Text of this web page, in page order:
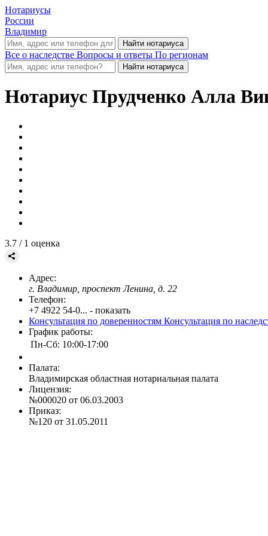
Нотариусы
России
Владимир
Все о наследстве Вопросы и ответы По регионам
Нотариус Прудченко Алла
3.7 / 1 оценка
Адрес:
г. Владимир, проспект Ленина, д. 22
Телефон:
+7 4922 54-0... - показать
Консультация по доверенностям Консультация по
График работы:
Пн-Сб: 10:00-17:00
Палата:
Владимирская областная нотариальная палата
Лицензия:
№000020 от 06.03.2003
Приказ:
№120 от 31.05.2011